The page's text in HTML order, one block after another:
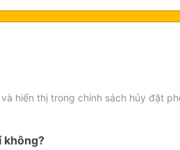
hiển thị trong chính sách hủy đặt
không?